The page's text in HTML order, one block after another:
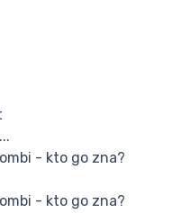
- kto go zna?
- kto go zna?